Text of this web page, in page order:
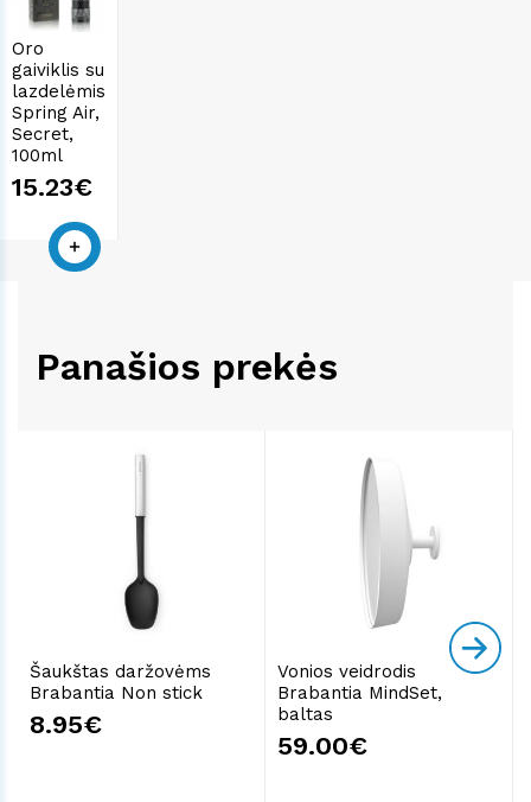
Oro
gaiviklis su
lazdelėmis
Spring Air,
Secret,
100ml
15.23€
Panašios prekės
Šaukštas daržovėms
Brabantia Non stick
8.95€
Vonios veidrodis
Brabantia MindSet,
baltas
59.00€